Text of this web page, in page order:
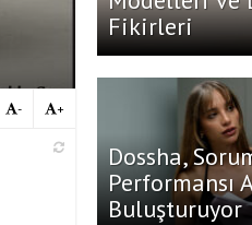
+
-
Fikirleri
Dossha,
Performansı
Buluşturuyor